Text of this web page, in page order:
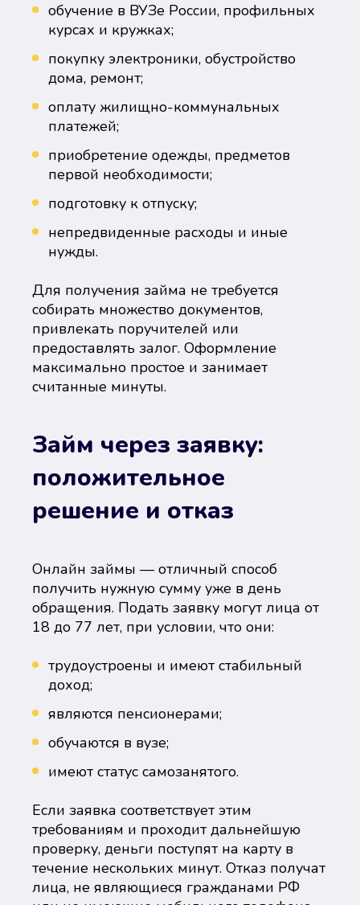
обучение в ВУЗе России, профильных
курсах и кружках;
покупку электроники, обустройство
дома, ремонт;
оплату жилищно-коммунальных
платежей;
приобретение одежды, предметов
первой необходимости;
подготовку к отпуску;
непредвиденные расходы и иные
нужды.
Для получения займа не требуется
собирать множество документов,
привлекать поручителей или
предоставлять залог. Оформление
максимально простое и занимает
считанные минуты.
Займ через заявку:
положительное
решение и отказ
Онлайн займы — отличный способ
получить нужную сумму уже в день
обращения. Подать заявку могут лица от
18 до 77 лет, при условии, что они:
трудоустроены и имеют стабильный
доход;
являются пенсионерами;
обучаются в вузе;
имеют статус самозанятого.
Если заявка соответствует этим
требованиям и проходит дальнейшую
проверку, деньги поступят на карту в
течение нескольких минут. Отказ получат
лица, не являющиеся гражданами РФ